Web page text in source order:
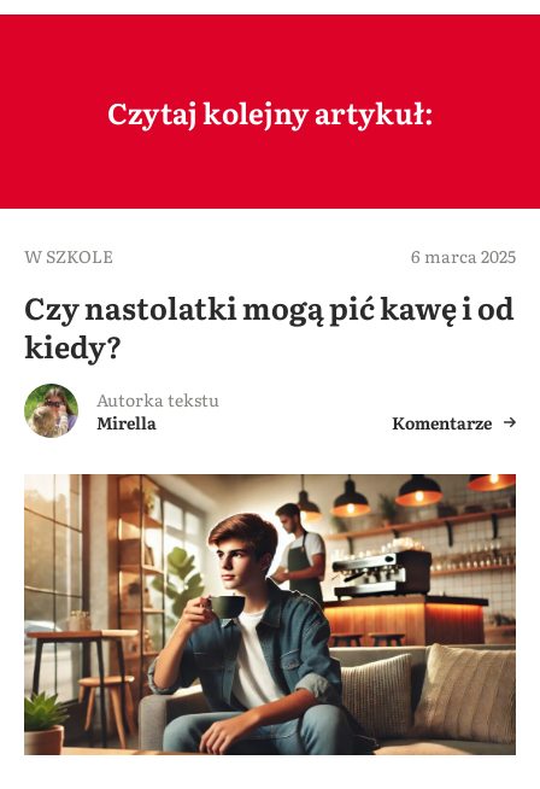
Czytaj kolejny artykuł:
W SZKOLE 6 marca 2025
Czy nastolatki mogą pić kawę i od
kiedy?
Autorka tekstu
Mirella
Komentarze